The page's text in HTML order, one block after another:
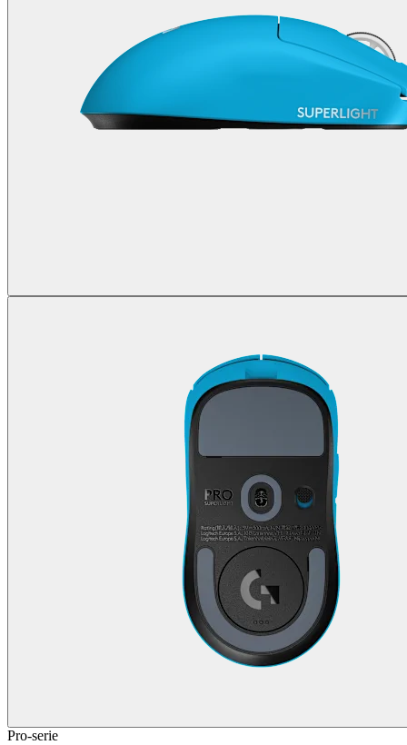
Pro-serie